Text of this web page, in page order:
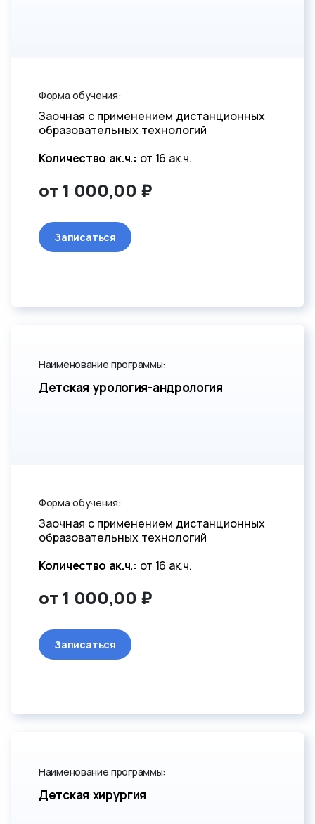
Форма обучения:
Заочная с применением дистанционных
образовательных технологий
Количество ак.ч.: от 16 ак.ч.
от 1 000,00 ₽
Записаться
Наименование программы:
Детская урология-андрология
Форма обучения:
Заочная с применением дистанционных
образовательных технологий
Количество ак.ч.: от 16 ак.ч.
от 1 000,00 ₽
Записаться
Наименование программы:
Детская хирургия